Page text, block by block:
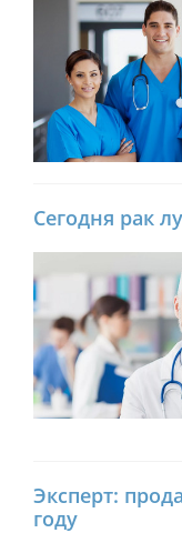
Сегодня рак
Эксперт:
году